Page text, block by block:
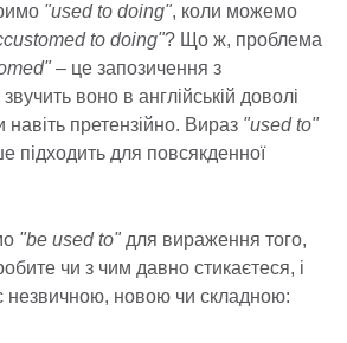
"used to doing", коли можемо
to doing"? Що ж, проблема
– це запозичення з
воно в англійській доволі
претензійно. Вираз "used to"
підходить для повсякденної
"be used to"для вираження того,
чи з чим давно стикаєтеся, і
незвичною, новою чи складною: